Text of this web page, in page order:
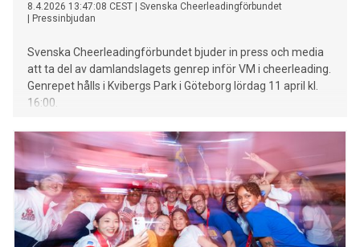
8.4.2026 13:47:08 CEST
Svenska Cheerleadingförbundet
Pressinbjudan
Svenska Cheerleadingförbundet bjuder in press och media
att ta del av damlandslagets genrep inför VM i cheerleading.
Genrepet hålls i Kvibergs Park i Göteborg lördag 11 april kl.
16:00.